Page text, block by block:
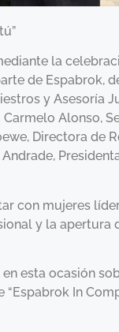
la
de Espabrok,
y Asesoría
Alonso,
Directora de
con mujeres
y la apertura
esta ocasión
In